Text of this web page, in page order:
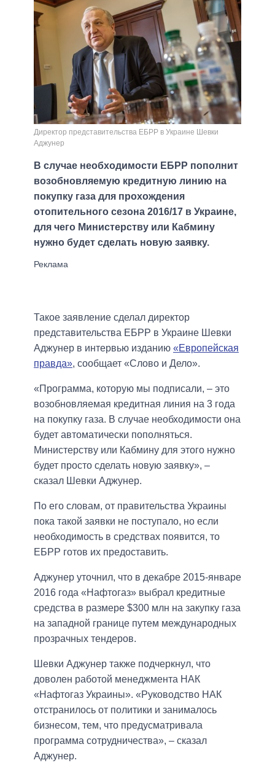
Директор представительства ЕБРР в Украине Шевки
Аджунер
В случае необходимости ЕБРР пополнит
возобновляемую кредитную линию на
покупку газа для прохождения
отопительного сезона 2016/17 в Украине,
для чего Министерству или Кабмину
нужно будет сделать новую заявку.
Такое заявление сделал директор
представительства ЕБРР в Украине Шевки
Аджунер в интервью изданию «Европейская
правда», сообщает «Слово и Дело».
«Программа, которую мы подписали, – это
возобновляемая кредитная линия на 3 года
на покупку газа. В случае необходимости она
будет автоматически пополняться.
Министерству или Кабмину для этого нужно
будет просто сделать новую заявку», –
сказал Шевки Аджунер.
По его словам, от правительства Украины
пока такой заявки не поступало, но если
необходимость в средствах появится, то
ЕБРР готов их предоставить.
Аджунер уточнил, что в декабре 2015-январе
2016 года «Нафтогаз» выбрал кредитные
средства в размере $300 млн на закупку газа
на западной границе путем международных
прозрачных тендеров.
Шевки Аджунер также подчеркнул, что
доволен работой менеджмента НАК
«Нафтогаз Украины». «Руководство НАК
отстранилось от политики и занималось
бизнесом, тем, что предусматривала
программа сотрудничества», – сказал
Аджунер.